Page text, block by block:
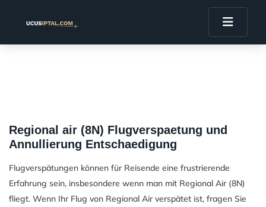
Regional air (8N) Flugverspaetung und
Annullierung Entschaedigung
Flugverspätungen können für Reisende eine frustrierende
Erfahrung sein, insbesondere wenn man mit Regional Air (8N)
fliegt. Wenn Ihr Flug von Regional Air verspätet ist, fragen Sie